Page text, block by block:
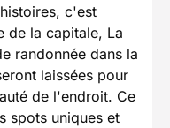
c'est
de la capitale, La
randonnée dans la
laissées pour
de l'endroit. Ce
spots uniques et